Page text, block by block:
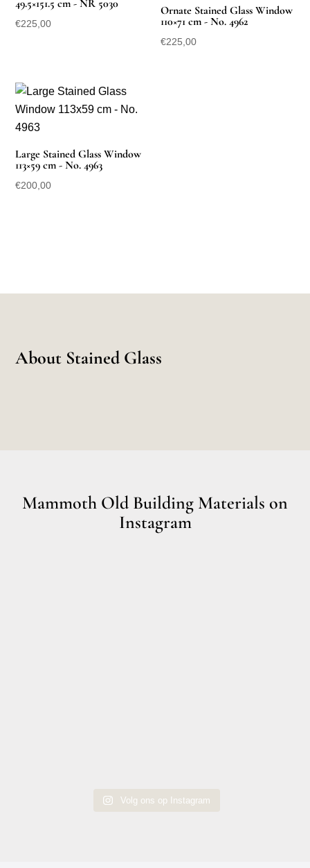
49.5×151.5 cm - NR 5030
€225,00
Ornate Stained Glass Window
110×71 cm - No. 4962
€225,00
Large Stained Glass Window
113×59 cm - No. 4963
€200,00
About Stained Glass
Mammoth Old Building Materials on
Instagram
Volg ons op Instagram